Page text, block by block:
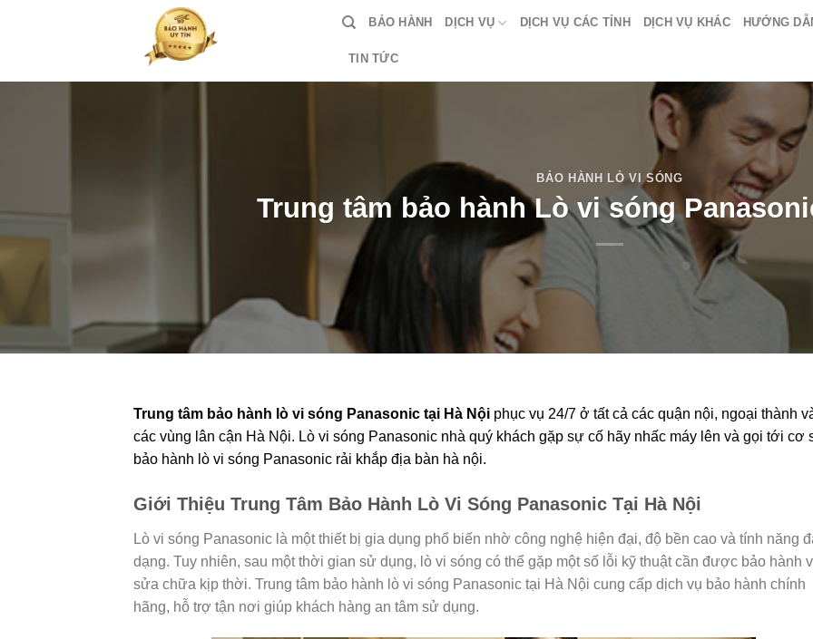
BẢO HÀNH DỊCH VỤ DỊCH VỤ CÁC TỈNH DỊCH VỤ KHÁC HƯỚNG
TIN TỨC
BẢO HÀNH LÒ VI SÓNG
Trung tâm bảo hành Lò vi sóng
Trung tâm bảo hành lò vi sóng Panasonic tại Hà Nội phục vụ 24/7 ở tất cả các quận nội, ngoại thành
các vùng lân cận Hà Nội. Lò vi sóng Panasonic nhà quý khách gặp sự cố hãy nhấc máy lên và gọi tới cơ
bảo hành lò vi sóng Panasonic rải khắp địa bàn hà nội.
Giới Thiệu Trung Tâm Bảo Hành Lò Vi Sóng Panasonic Tại Hà Nội
Lò vi sóng Panasonic là một thiết bị gia dụng phổ biến nhờ công nghệ hiện đại, độ bền cao và tính năng
dạng. Tuy nhiên, sau một thời gian sử dụng, lò vi sóng có thể gặp một số lỗi kỹ thuật cần được bảo hành
sửa chữa kịp thời. Trung tâm bảo hành lò vi sóng Panasonic tại Hà Nội cung cấp dịch vụ bảo hành chính
hãng, hỗ trợ tận nơi giúp khách hàng an tâm sử dụng.